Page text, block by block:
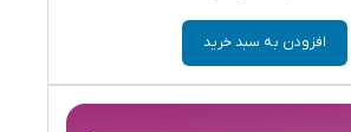
افزودن به سبد خرید